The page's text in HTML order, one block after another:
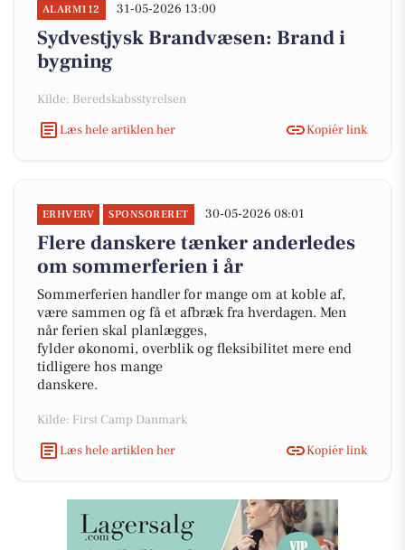
ALARM112 31-05-2026 13:00
Sydvestjysk Brandvæsen: Brand i
bygning
Kilde: Beredskabsstyrelsen
Læs hele artiklen her
Kopiér link
ERHVERV SPONSORERET 30-05-2026 08:01
Flere danskere tænker anderledes
om sommerferien i år
Sommerferien handler for mange om at koble af,
være sammen og få et afbræk fra hverdagen. Men
når ferien skal planlægges,
fylder økonomi, overblik og fleksibilitet mere end
tidligere hos mange
danskere.
Kilde: First Camp Danmark
Læs hele artiklen her
Kopiér link